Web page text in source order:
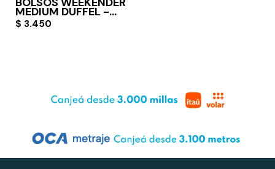
MEDIUM DUFFEL -
BLACK
$ 3.450